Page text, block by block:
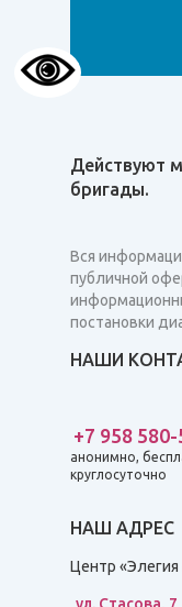
Действуют
бригады.
Вся
публичной
постановки
НАШИ
+7 958
анонимно,
круглосуточно
НАШ АДРЕС
Центр